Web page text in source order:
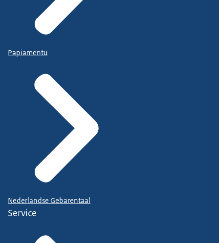
Papiamentu
Nederlandse Gebarentaal
Service